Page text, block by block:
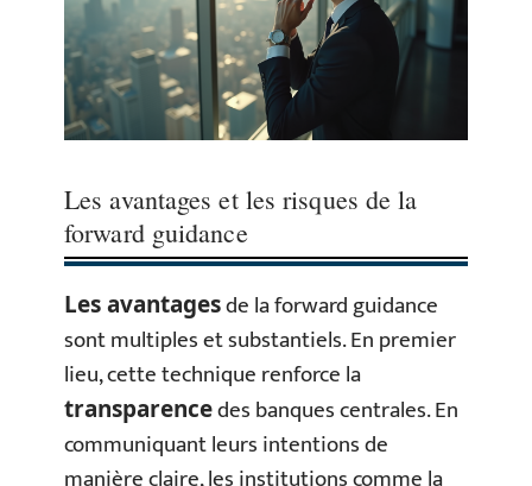
Les avantages et les risques de la
forward guidance
Les avantagesde la forward guidance
sont multiples et substantiels. En premier
lieu, cette technique renforce la
transparencedes banques centrales. En
communiquant leurs intentions de